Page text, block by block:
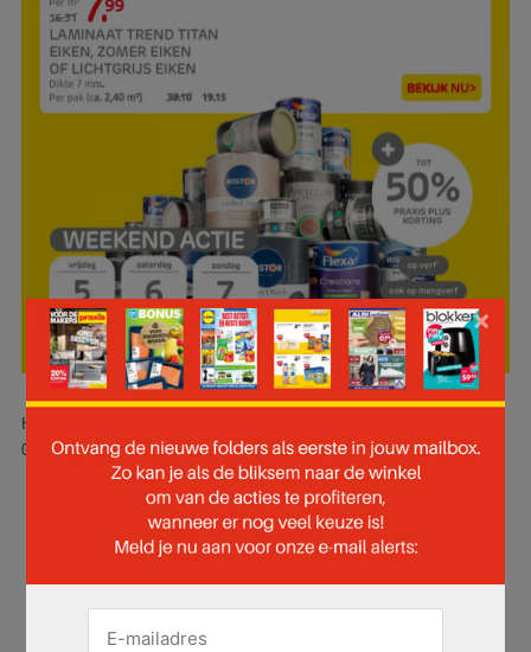
Hier is pagina 1 van 57 pagina's van de Praxis folder, geldig van
01.06.2026 tot 07.06.2026.
×